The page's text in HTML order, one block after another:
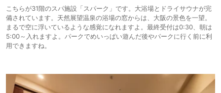
こちらが31階のスパ施設「スパーク」です。大浴場とドライサウナが完
備されています。天然展望温泉の浴場の窓からは、大阪の景色を一望。
まるで空に浮いているような感覚になれますよ。最終受付は0:30、朝は
5:00～入れますよ。パークでめいっぱい遊んだ後やパークに行く前に利
用できますね。